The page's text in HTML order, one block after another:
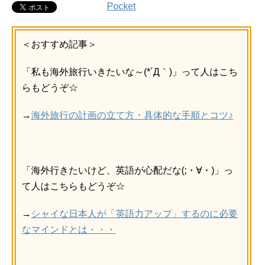
Pocket
＜おすすめ記事＞
「私も海外旅行いきたいな～(*´Д｀)」って人はこち
らもどうぞ☆
→海外旅行の計画の立て方・具体的な手順とコツ♪
「海外行きたいけど、英語が心配だな(;・∀・)」っ
て人はこちらもどうぞ☆
→ シャイな日本人が「英語力アップ」するのに必要
なマインドとは・・・